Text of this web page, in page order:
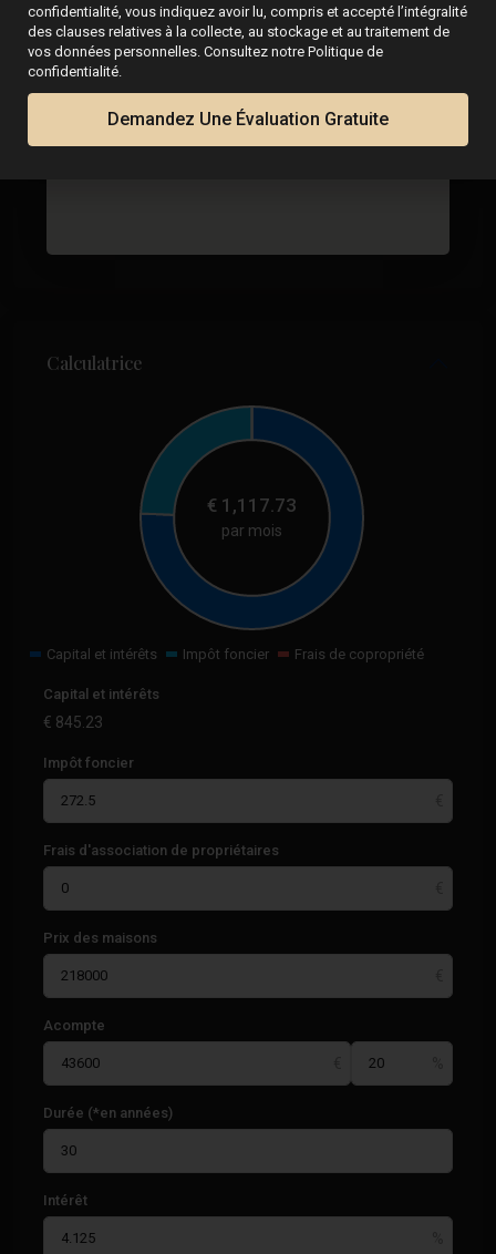
Calculatrice
€ 1,117.73
par mois
Capital et intérêts Impôt foncier Frais de copropriété
Capital et intérêts
€ 845.23
Impôt foncier
Frais d'association de propriétaires
Prix des maisons
Acompte
Durée (*en années)
Intérêt
confidentialité, vous indiquez avoir lu, compris et accepté l’intégralité
des clauses relatives à la collecte, au stockage et au traitement de
vos données personnelles. Consultez notre Politique de
confidentialité.
Demandez Une Évaluation Gratuite